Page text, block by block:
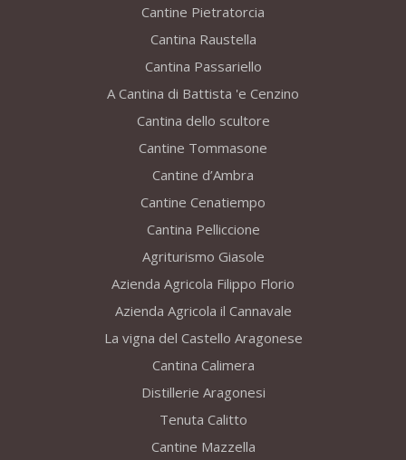
Cantine Pietratorcia
Cantina Raustella
Cantina Passariello
A Cantina di Battista 'e Cenzino
Cantina dello scultore
Cantine Tommasone
Cantine d’Ambra
Cantine Cenatiempo
Cantina Pelliccione
Agriturismo Giasole
Azienda Agricola Filippo Florio
Azienda Agricola il Cannavale
La vigna del Castello Aragonese
Cantina Calimera
Distillerie Aragonesi
Tenuta Calitto
Cantine Mazzella